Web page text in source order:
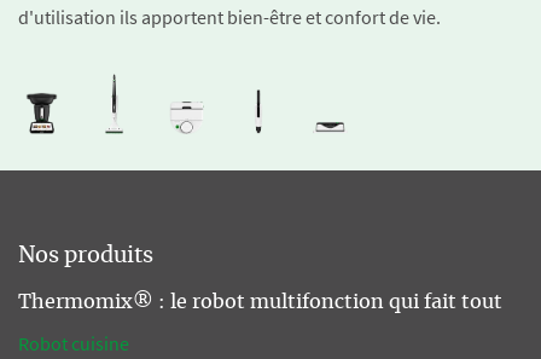
d'utilisation ils apportent bien-être et confort de vie.
Nos produits
Thermomix® : le robot multifonction qui fait tout
Robot cuisine